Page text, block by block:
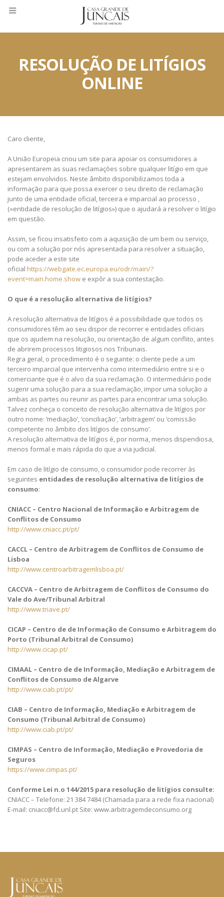
RESOLUÇÃO DE LITÍGIOS
ONLINE
Caro cliente,
A União Europeia criou um site para apoiar os consumidores a
apresentarem as suas reclamações sobre qualquer litígio em que
estejam envolvidos. Neste âmbito disponibilizamos toda a
informação para que possa exercer o seu direito de reclamação
junto de uma entidade oficial, terceira e imparcial ao processo ,
(«entidade de resolução de litígios») que o ajudará a resolver o litígio
em questão.
Assim, se ficou insatisfeito com a aquisição de um bem ou serviço,
ou com a solução por nós apresentada para resolver a situação,
pode aceder a este site
oficial https://webgate.ec.europa.eu/odr/main/?
event=main.home.show e expôr a sua contestação.
O que é a resolução alternativa de litígios?
A resolução alternativa de litígios é a possibilidade que todos os
consumidores têm ao seu dispor de recorrer e entidades oficiais
que os ajudem na resolução, ou orientação de algum conflito, antes
de abrirem processos litigiosos nos Tribunais.
Regra geral, o procedimento é o seguinte: o cliente pede a um
terceiro imparcial que intervenha como intermediário entre si e o
comerciante que é o alvo da sua reclamação. O intermediário pode
sugerir uma solução para a sua reclamação, impor uma solução a
ambas as partes ou reunir as partes para encontrar uma solução.
Talvez conheça o conceito de resolução alternativa de litígios por
outro nome: ‘mediação’, ‘conciliação’, ‘arbitragem’ ou ‘comissão
competente no âmbito dos litígios de consumo’.
A resolução alternativa de litígios é, por norma, menos dispendiosa,
menos formal e mais rápida do que a via judicial.
Em caso de litígio de consumo, o consumidor pode recorrer às
seguintes entidades de resolução alternativa de litígios de
consumo:
CNIACC – Centro Nacional de Informação e Arbitragem de
Conflitos de Consumo
http://www.cniacc.pt/pt/
CACCL – Centro de Arbitragem de Conflitos de Consumo de
Lisboa
http://www.centroarbitragemlisboa.pt/
CACCVA – Centro de Arbitragem de Conflitos de Consumo do
Vale do Ave/Tribunal Arbitral
http://www.triave.pt/
CICAP – Centro de de Informação de Consumo e Arbitragem do
Porto (Tribunal Arbitral de Consumo)
http://www.cicap.pt/
CIMAAL – Centro de de Informação, Mediação e Arbitragem de
Conflitos de Consumo de Algarve
http://www.ciab.pt/pt/
CIAB – Centro de Informação, Mediação e Arbitragem de
Consumo (Tribunal Arbitral de Consumo)
http://www.ciab.pt/pt/
CIMPAS – Centro de Informação, Mediação e Provedoria de
Seguros
https://www.cimpas.pt/
Conforme Lei n.o 144/2015 para resolução de litígios consulte:
CNIACC – Telefone: 21 384 7484 (Chamada para a rede fixa nacional)
E-mail: cniacc@fd.unl.pt Site: www.arbitragemdeconsumo.org